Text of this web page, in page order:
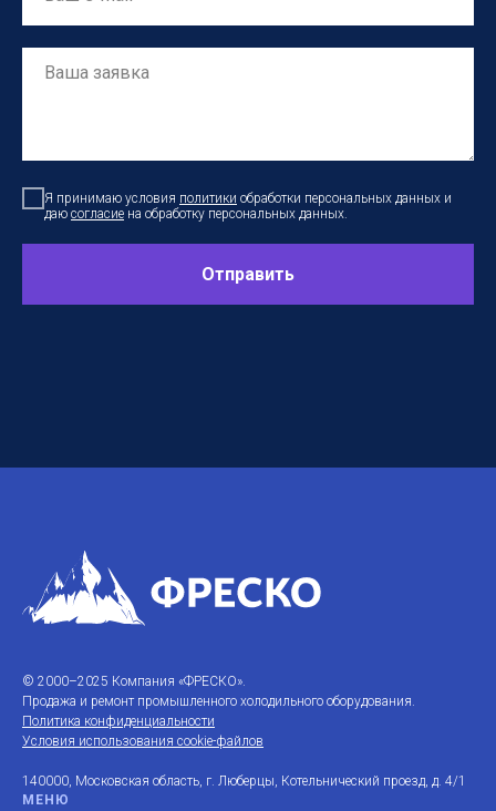
Я принимаю условия политики обработки персональных данных и
даю согласие на обработку персональных данных.
Отправить
© 2000–2025 Компания «ФРЕСКО».
Продажа и ремонт промышленного холодильного оборудования.
Политика конфиденциальности
Условия использования cookie-файлов
140000, Московская область, г. Люберцы, Котельнический проезд, д. 4/1
МЕНЮ